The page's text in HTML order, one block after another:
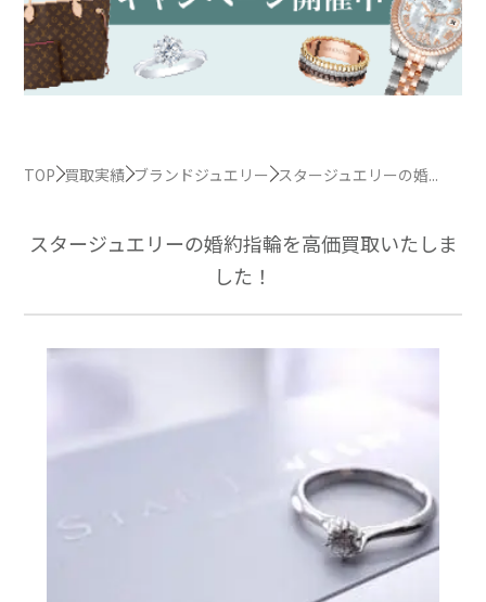
TOP 買取実績 ブランドジュエリー スタージュエリーの婚...
スタージュエリーの婚約指輪を高価買取いたしま
した！